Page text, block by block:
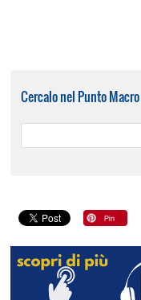
Cercalo nel Punto